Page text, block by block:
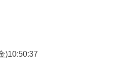
)10:50:37